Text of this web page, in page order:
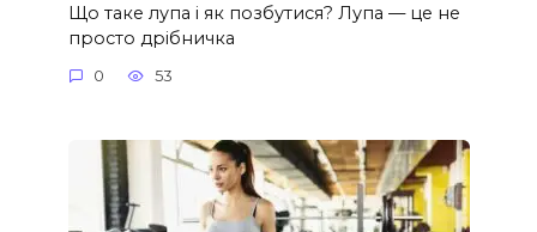
Що таке лупа і як позбутися? Лупа — це не
просто дрібничка
0 53